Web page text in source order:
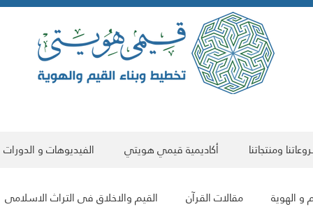
ومنتجاتنا أكاديمية قيمي هويتي الفيديوهات و الدورات
و الهوية مقالات القرآن القيم والاخلاق فى التراث الاسلامى